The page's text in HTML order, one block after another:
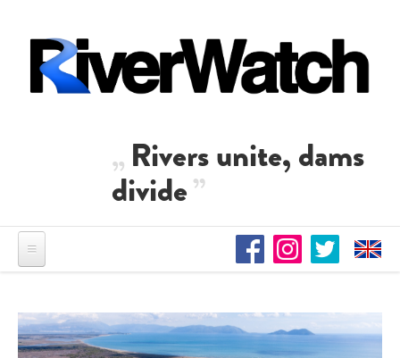
Rivers unite, dams
divide